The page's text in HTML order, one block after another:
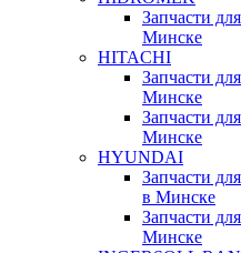
Запчасти
Минске
HITACHI
Запчасти
Минске
Запчасти
Минске
HYUNDAI
Запчасти
в Минске
Запчасти
Минске